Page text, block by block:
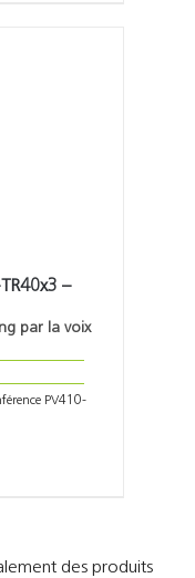
–
par la voix
PV410-
des produits